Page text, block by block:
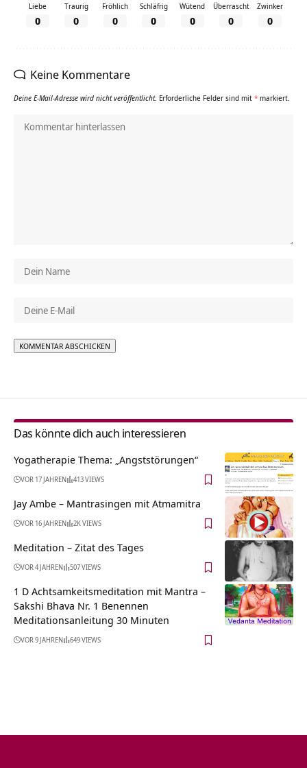
Liebe
0
Traurig
0
Fröhlich
0
Schläfrig
0
Wütend
0
Überrascht
0
Zwinker
0
Keine Kommentare
Deine E-Mail-Adresse wird nicht veröffentlicht. Erforderliche Felder sind mit * markiert.
Das könnte dich auch interessieren
Yogatherapie Thema: „Angststörungen“
VOR 17 JAHREN 413 VIEWS
Jay Ambe – Mantrasingen mit Atmamitra
VOR 16 JAHREN 2K VIEWS
Meditation – Zitat des Tages
VOR 4 JAHREN 507 VIEWS
1 D Achtsamkeitsmeditation mit Mantra –
Sakshi Bhava Nr. 1 Benennen
Meditationsanleitung 30 Minuten
VOR 9 JAHREN 649 VIEWS